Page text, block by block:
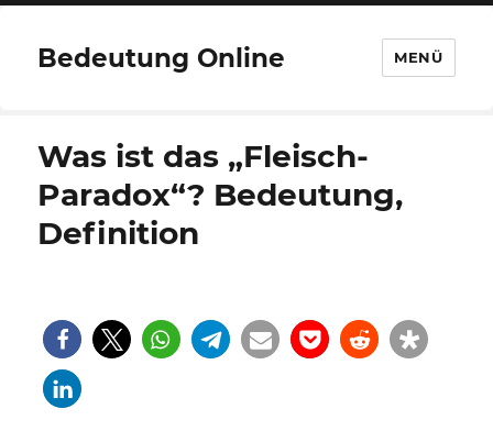
Bedeutung Online MENÜ
Was ist das „Fleisch-
Paradox“? Bedeutung,
Definition